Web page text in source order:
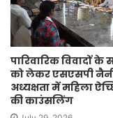
पारिवारिक विवादों के
को लेकर एसएसपी
अध्यक्षता में महिला
की काउंसलिंग